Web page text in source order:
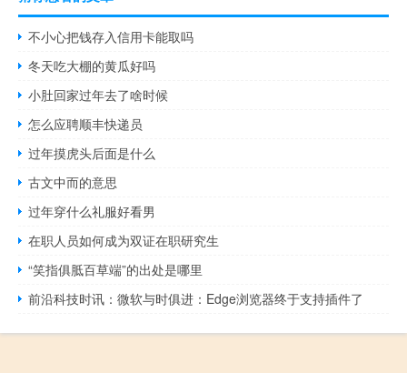
不小心把钱存入信用卡能取吗
冬天吃大棚的黄瓜好吗
小肚回家过年去了啥时候
怎么应聘顺丰快递员
过年摸虎头后面是什么
古文中而的意思
过年穿什么礼服好看男
在职人员如何成为双证在职研究生
“笑指俱胝百草端”的出处是哪里
前沿科技时讯：微软与时俱进：Edge浏览器终于支持插件了